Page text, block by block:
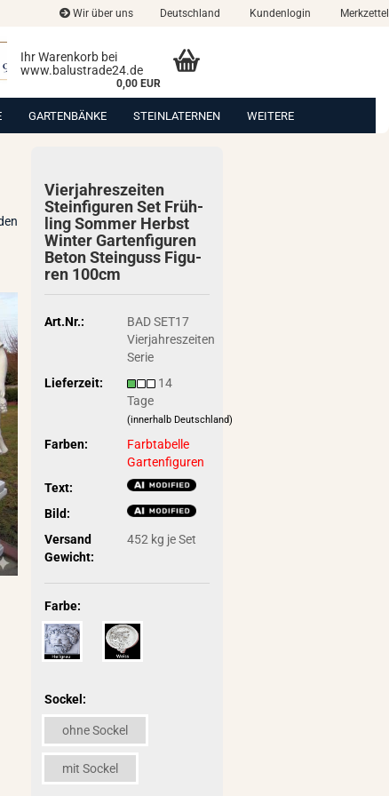
Wir über uns Deutschland Kundenlogin Merkzettel
Ihr Warenkorb bei
www.balustrade24.de
0,00 EUR
GARTENBÄNKE STEINLATERNEN WEITERE
Vier­jah­res­zei­ten
Stein­fi­gu­ren Set Früh­
ling Som­mer Herbst
Win­ter Gar­ten­fi­gu­ren
Beton Stein­guss Fi­gu­
ren 100cm
Art.Nr.:
BAD SET17
Vierjahreszeiten
Serie
Lieferzeit:
14
Tage
(innerhalb Deutschland)
Farben:
Farbtabelle
Gartenfiguren
Text:
Bild:
Versand
Gewicht:
452 kg je Set
Farbe:
Sockel:
ohne Sockel
mit Sockel